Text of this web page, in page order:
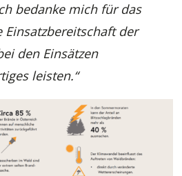
bedanke mich für das
Einsatzbereitschaft der
den Einsätzen
leisten.“